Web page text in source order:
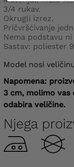
3/4 rukav.
Okrugli izrez.
Pričvršćivanje
Nema podstavu
Sastav: poliester
Model nosi
Napomena:
3 cm, molimo
odabira veličine.
Njega